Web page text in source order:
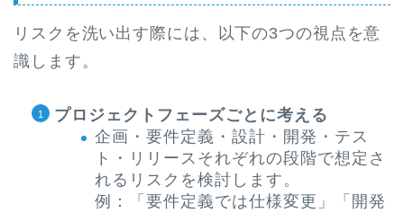
リスクを洗い出す際には、以下の3つの視点を意
識します。
プロジェクトフェーズごとに考える
企画・要件定義・設計・開発・テス
ト・リリースそれぞれの段階で想定さ
れるリスクを検討します。
例：「要件定義では仕様変更」「開発